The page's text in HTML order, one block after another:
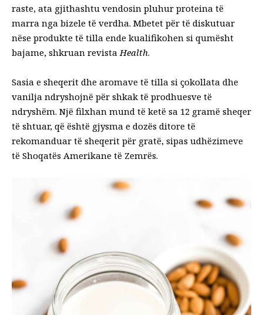
raste, ata gjithashtu vendosin pluhur proteina të
marra nga bizele të verdha. Mbetet për të diskutuar
nëse produkte të tilla ende kualifikohen si qumësht
bajame, shkruan revista Health.
Sasia e sheqerit dhe aromave të tilla si çokollata dhe
vanilja ndryshojnë për shkak të prodhuesve të
ndryshëm. Një filxhan mund të ketë sa 12 gramë sheqer
të shtuar, që është gjysma e dozës ditore të
rekomanduar të sheqerit për gratë, sipas udhëzimeve
të Shoqatës Amerikane të Zemrës.